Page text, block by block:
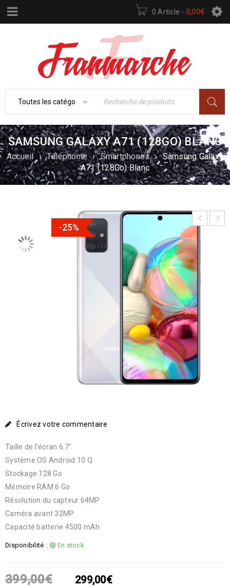
0 Article - 0,00€
SAMSUNG GALAXY A71 (128GO) BLANC
Accueil › Téléphonie › Smartphones › Samsung Galaxy
A71 (128Go) Blanc
-25%
Écrivez votre commentaire
Taille de l’écran 6.7″
Système OS Android 10 Q
Stockage 128 Go
Mémoire RAM 6 Go
Résolution du capteur 64MP
Caméra avant 32MP
Capacité batterie 4500 mAh
Disponibilité : En stock
399,00€ 299,00€